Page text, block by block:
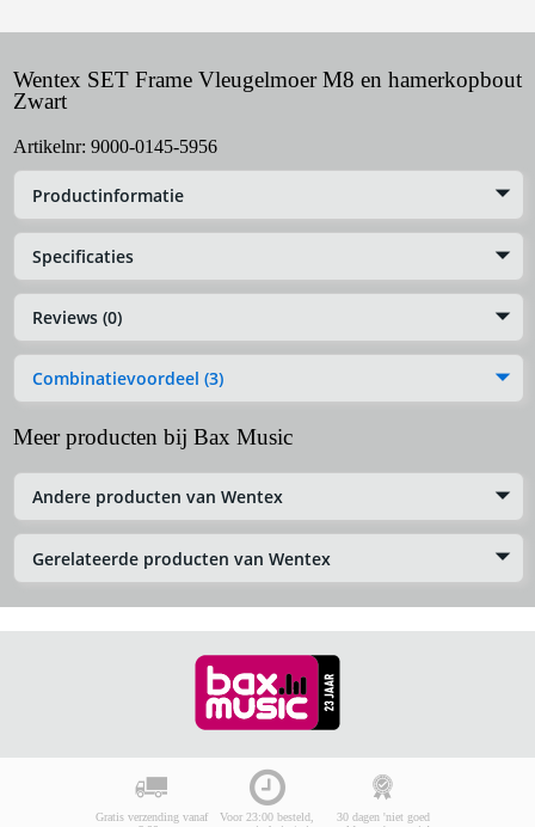
Wentex SET Frame Vleugelmoer M8 en hamerkopbout
Zwart
Artikelnr: 9000-0145-5956
Productinformatie
Specificaties
Reviews (0)
Combinatievoordeel (3)
Meer producten bij Bax Music
Andere producten van Wentex
Gerelateerde producten van Wentex
Gratis verzending vanaf
Voor 23:00 besteld,
30 dagen 'niet goed